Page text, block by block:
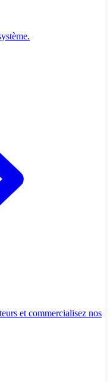
et commercialisez nos